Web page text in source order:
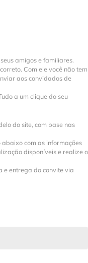
amigos e familiares.
Com ele você não tem
aos convidados de
a um clique do seu
do site, com base nas
com as informações
disponíveis e realize o
e entrega do convite via